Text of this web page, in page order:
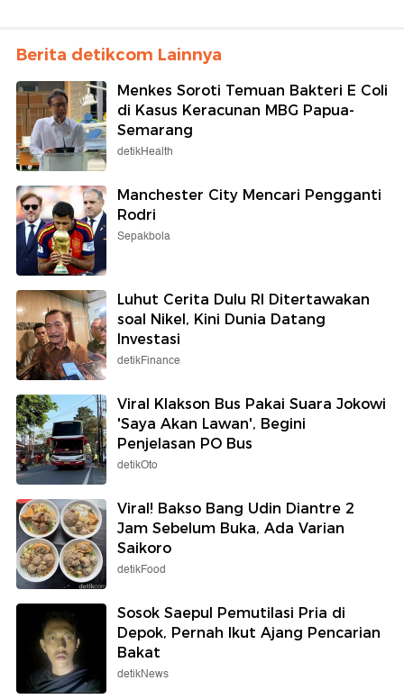
Berita detikcom Lainnya
Menkes Soroti Temuan Bakteri E Coli
di Kasus Keracunan MBG Papua-
Semarang
detikHealth
Manchester City Mencari Pengganti
Rodri
Sepakbola
Luhut Cerita Dulu RI Ditertawakan
soal Nikel, Kini Dunia Datang
Investasi
detikFinance
Viral Klakson Bus Pakai Suara Jokowi
'Saya Akan Lawan', Begini
Penjelasan PO Bus
detikOto
Viral! Bakso Bang Udin Diantre 2
Jam Sebelum Buka, Ada Varian
Saikoro
detikFood
Sosok Saepul Pemutilasi Pria di
Depok, Pernah Ikut Ajang Pencarian
Bakat
detikNews